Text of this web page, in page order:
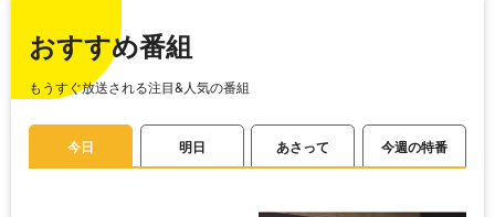
おすすめ番組
もうすぐ放送される注目&人気の番組
今日 明日 あさって 今週の特番